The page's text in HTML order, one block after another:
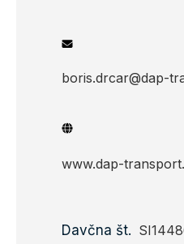
boris.drcar@dap-
www.dap-
Davčna št.